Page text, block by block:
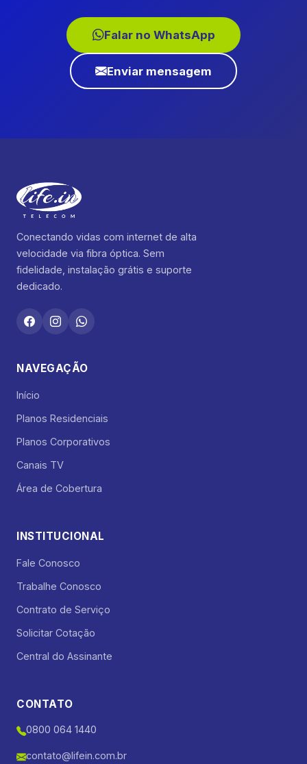
Falar no WhatsApp
Enviar mensagem
Conectando vidas com internet de alta
velocidade via fibra óptica. Sem
fidelidade, instalação grátis e suporte
dedicado.
NAVEGAÇÃO
Início
Planos Residenciais
Planos Corporativos
Canais TV
Área de Cobertura
INSTITUCIONAL
Fale Conosco
Trabalhe Conosco
Contrato de Serviço
Solicitar Cotação
Central do Assinante
CONTATO
0800 064 1440
contato@lifein.com.br